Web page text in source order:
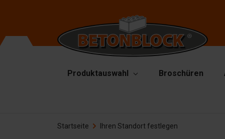
Produktauswahl
Starterpaket
Broschüren
Startseite Ihren Standort festlegen